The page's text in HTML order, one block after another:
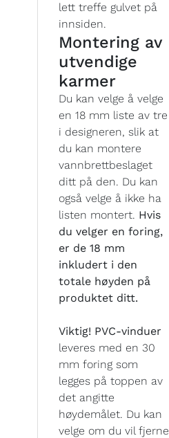
lett treffe gulvet på
innsiden.
Montering av
utvendige
karmer
Du kan velge å velge
en 18 mm liste av tre
i designeren, slik at
du kan montere
vannbrettbeslaget
ditt på den. Du kan
også velge å ikke ha
listen montert. Hvis
du velger en foring,
er de 18 mm
inkludert i den
totale høyden på
produktet ditt.
Viktig! PVC-vinduer
leveres med en 30
mm foring som
legges på toppen av
det angitte
høydemålet. Du kan
velge om du vil fjerne